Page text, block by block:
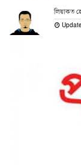
লিয়াকত
Update